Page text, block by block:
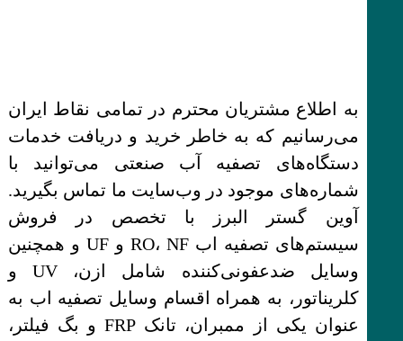
به اطلاع مشتریان محترم در تمامی نقاط ایران
می‌رسانیم که به خاطر خرید و دریافت خدمات
دستگاه‌های تصفیه آب صنعتی می‌توانید با
شماره‌های موجود در وب‌سایت ما تماس بگیرید.
آوین گستر البرز با تخصص در فروش
سیستم‌های تصفیه اب RO، NF و UF و همچنین
وسایل ضدعفونی‌کننده شامل ازن، UV و
کلریناتور، به همراه اقسام وسایل تصفیه اب به
عنوان یکی از ممبران، تانک FRP و بگ فیلتر،